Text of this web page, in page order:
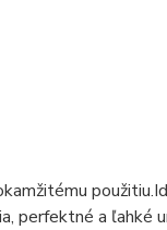
použitiu.
perfektné a ľahké